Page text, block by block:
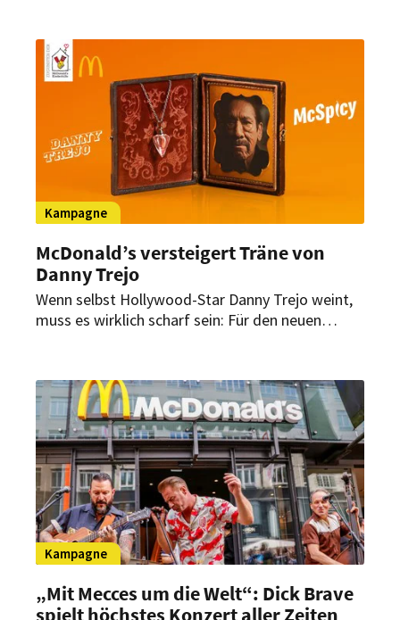
dabei von dem wohl bekanntesten Bürochef der
Nation.
Kampagne
McDonald’s versteigert Träne von
Danny Trejo
Wenn selbst Hollywood-Star Danny Trejo weint,
muss es wirklich scharf sein: Für den neuen
für den guten Zweck versteigert.
Kampagne
„Mit Mecces um die Welt“: Dick Brave
spielt höchstes Konzert aller Zeiten